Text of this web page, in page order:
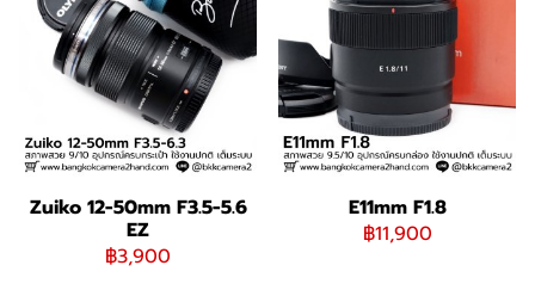
Zuiko 12-50mm F3.5-5.6
EZ
฿3,900
E11mm F1.8
฿11,900